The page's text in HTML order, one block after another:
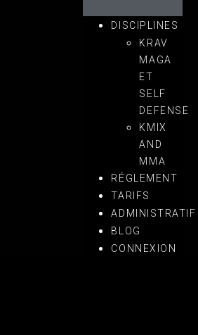
DISCIPLINES
KRAV
MAGA
ET
SELF
DEFENSE
KMIX
AND
MMA
RÉGLEMENT
TARIFS
ADMINISTRATIF
BLOG
CONNEXION